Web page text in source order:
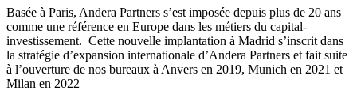
Basée à Paris, Andera Partners s’est imposée depuis plus de 20 ans
comme une référence en Europe dans les métiers du capital-
investissement. Cette nouvelle implantation à Madrid s’inscrit dans
la stratégie d’expansion internationale d’Andera Partners et fait suite
à l’ouverture de nos bureaux à Anvers en 2019, Munich en 2021 et
Milan en 2022